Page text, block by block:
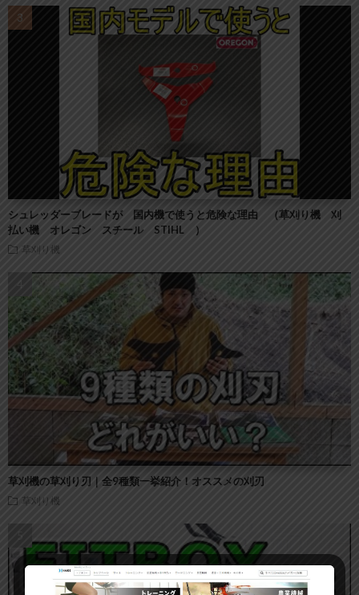
シュレッダーブレードが 国内機で使うと危険な理由 （草刈り機 刈
払い機 オレゴン スチール STIHL ）
草刈り機
草刈機の草刈り刃｜全9種類一挙紹介！オススメの刈刃
草刈り機